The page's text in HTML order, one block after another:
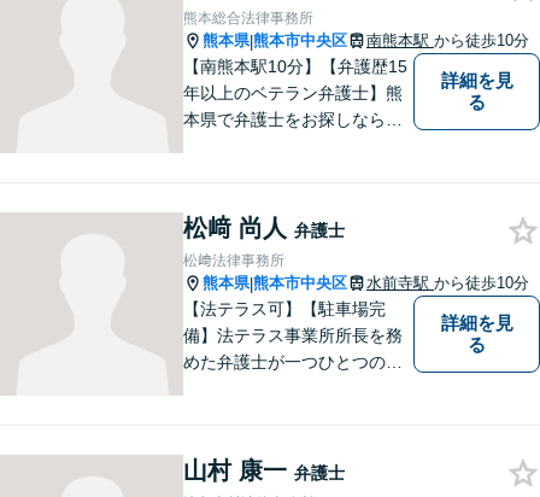
熊本総合法律事務所
熊本県|熊本市中央区 南熊本駅 から徒歩10分
【南熊本駅10分】【弁護歴15
年以上のベテラン弁護士】熊
本県で弁護士をお探しなら、
ています。皆様にとって一番
のパートナーとなれるよう、
精一杯取り組ませていただき
ます。
詳細を見
る
松﨑 尚人 弁護士
松﨑法律事務所
熊本県|熊本市中央区 水前寺駅 から徒歩10分
【法テラス可】【駐車場完
備】法テラス事業所所長を務
めた弁護士が一つひとつのお
【水前寺競技場近く】
詳細を見
る
山村 康一 弁護士